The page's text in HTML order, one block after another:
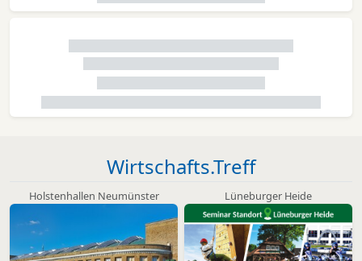
Wirtschafts.Treff
Holstenhallen Neumünster Lüneburger Heide